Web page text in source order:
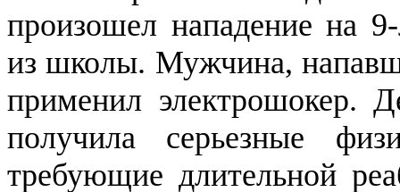
произошел нападение на
из школы. Мужчина,
применил электрошокер.
получила серьезные
требующие длительной